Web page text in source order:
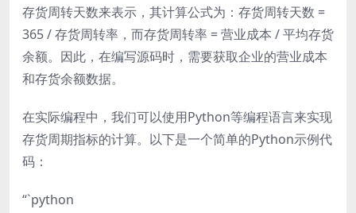
存货周转天数来表示，其计算公式为：存货周转天数 =
365 / 存货周转率，而存货周转率 = 营业成本 / 平均存货
余额。因此，在编写源码时，需要获取企业的营业成本
和存货余额数据。
在实际编程中，我们可以使用Python等编程语言来实现
存货周期指标的计算。以下是一个简单的Python示例代
码：
“`python